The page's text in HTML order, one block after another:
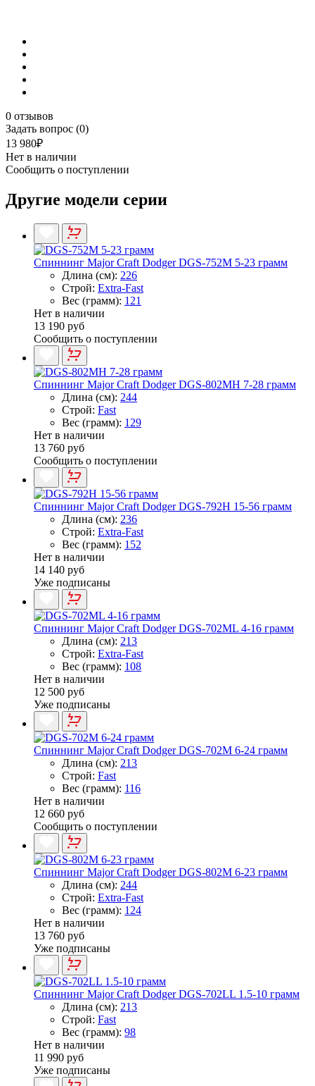
0 отзывов
Задать вопрос (0)
13 980₽
Нет в наличии
Сообщить о поступлении
Другие модели серии
Спиннинг Major Craft Dodger DGS-752M 5-23 грамм
Длина (см): 226
Строй: Extra-Fast
Вес (грамм): 121
Нет в наличии
13 190 руб
Сообщить о поступлении
Спиннинг Major Craft Dodger DGS-802MH 7-28 грамм
Длина (см): 244
Строй: Fast
Вес (грамм): 129
Нет в наличии
13 760 руб
Сообщить о поступлении
Спиннинг Major Craft Dodger DGS-792H 15-56 грамм
Длина (см): 236
Строй: Extra-Fast
Вес (грамм): 152
Нет в наличии
14 140 руб
Уже подписаны
Спиннинг Major Craft Dodger DGS-702ML 4-16 грамм
Длина (см): 213
Строй: Extra-Fast
Вес (грамм): 108
Нет в наличии
12 500 руб
Уже подписаны
Спиннинг Major Craft Dodger DGS-702M 6-24 грамм
Длина (см): 213
Строй: Fast
Вес (грамм): 116
Нет в наличии
12 660 руб
Сообщить о поступлении
Спиннинг Major Craft Dodger DGS-802M 6-23 грамм
Длина (см): 244
Строй: Extra-Fast
Вес (грамм): 124
Нет в наличии
13 760 руб
Уже подписаны
Спиннинг Major Craft Dodger DGS-702LL 1.5-10 грамм
Длина (см): 213
Строй: Fast
Вес (грамм): 98
Нет в наличии
11 990 руб
Уже подписаны